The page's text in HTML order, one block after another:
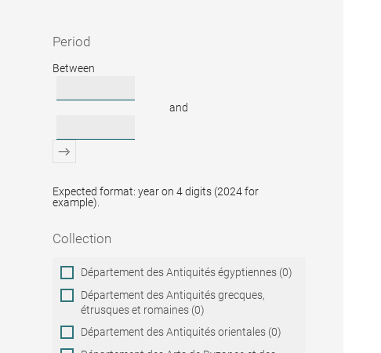
Period
Period
Between
and
Expected format: year on 4 digits (2024 for
example).
Collection
Collection
Département des Antiquités égyptiennes (0)
Département des Antiquités grecques,
étrusques et romaines (0)
Département des Antiquités orientales (0)